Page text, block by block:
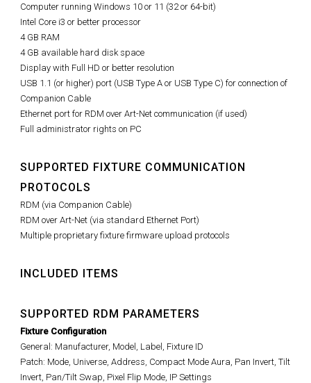
Computer running Windows 10 or 11 (32 or 64-bit)
Intel Core i3 or better processor
4 GB RAM
4 GB available hard disk space
Display with Full HD or better resolution
USB 1.1 (or higher) port (USB Type A or USB Type C) for connection of
Companion Cable
Ethernet port for RDM over Art-Net communication (if used)
Full administrator rights on PC
SUPPORTED FIXTURE COMMUNICATION
PROTOCOLS
RDM (via Companion Cable)
RDM over Art-Net (via standard Ethernet Port)
Multiple proprietary fixture firmware upload protocols
INCLUDED ITEMS
SUPPORTED RDM PARAMETERS
Fixture Configuration
General: Manufacturer, Model, Label, Fixture ID
Patch: Mode, Universe, Address, Compact Mode Aura, Pan Invert, Tilt
Invert, Pan/Tilt Swap, Pixel Flip Mode, IP Settings